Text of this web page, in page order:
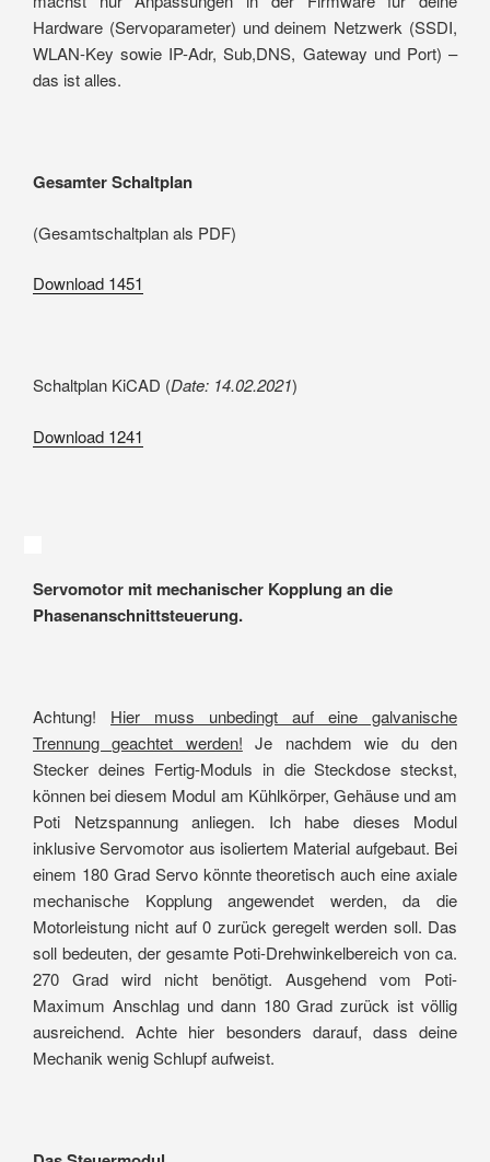
Hardware (Servoparameter) und deinem Netzwerk (SSDI,
WLAN-Key sowie IP-Adr, Sub,DNS, Gateway und Port) –
das ist alles.
Gesamter Schaltplan
(Gesamtschaltplan als PDF)
Download 1451
Schaltplan KiCAD (Date: 14.02.2021)
Download 1241
Servomotor mit mechanischer Kopplung an die
Phasenanschnittsteuerung.
Achtung! Hier muss unbedingt auf eine galvanische
Trennung geachtet werden! Je nachdem wie du den
Stecker deines Fertig-Moduls in die Steckdose steckst,
können bei diesem Modul am Kühlkörper, Gehäuse und am
Poti Netzspannung anliegen. Ich habe dieses Modul
inklusive Servomotor aus isoliertem Material aufgebaut. Bei
einem 180 Grad Servo könnte theoretisch auch eine axiale
mechanische Kopplung angewendet werden, da die
Motorleistung nicht auf 0 zurück geregelt werden soll. Das
soll bedeuten, der gesamte Poti-Drehwinkelbereich von ca.
270 Grad wird nicht benötigt. Ausgehend vom Poti-
Maximum Anschlag und dann 180 Grad zurück ist völlig
ausreichend. Achte hier besonders darauf, dass deine
Mechanik wenig Schlupf aufweist.